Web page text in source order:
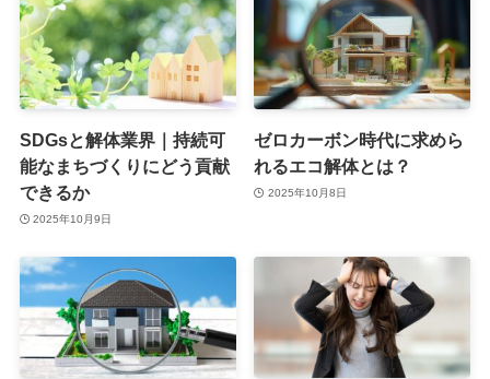
SDGsと解体業界｜持続可
能なまちづくりにどう貢献
できるか
2025年10月9日
ゼロカーボン時代に求めら
れるエコ解体とは？
2025年10月8日